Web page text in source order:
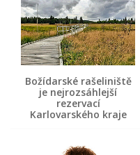
Božídarské rašeliniště
je nejrozsáhlejší
rezervací
Karlovarského kraje